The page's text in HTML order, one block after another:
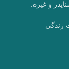
و غیره.
زندگی